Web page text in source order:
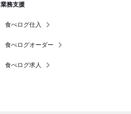
業務支援
食べログ仕入
食べログオーダー
食べログ求人